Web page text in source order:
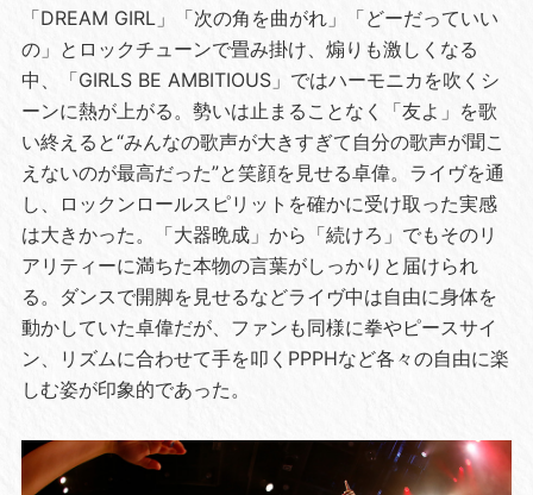
「DREAM GIRL」「次の角を曲がれ」「どーだっていい
の」とロックチューンで畳み掛け、煽りも激しくなる
中、「GIRLS BE AMBITIOUS」ではハーモニカを吹くシ
ーンに熱が上がる。勢いは止まることなく「友よ」を歌
い終えると“みんなの歌声が大きすぎて自分の歌声が聞こ
えないのが最高だった”と笑顔を見せる卓偉。ライヴを通
し、ロックンロールスピリットを確かに受け取った実感
は大きかった。「大器晩成」から「続けろ」でもそのリ
アリティーに満ちた本物の言葉がしっかりと届けられ
る。ダンスで開脚を見せるなどライヴ中は自由に身体を
動かしていた卓偉だが、ファンも同様に拳やピースサイ
ン、リズムに合わせて手を叩くPPPHなど各々の自由に楽
しむ姿が印象的であった。